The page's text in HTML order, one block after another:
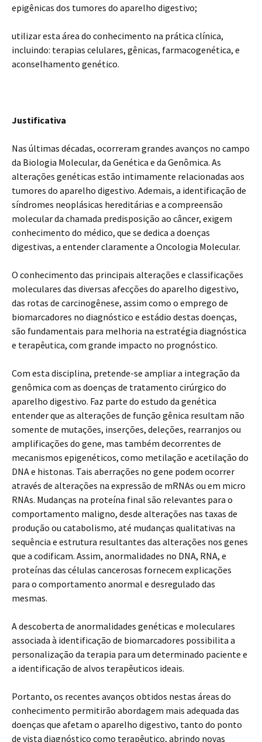
epigênicas dos tumores do aparelho digestivo;
utilizar esta área do conhecimento na prática clínica,
incluindo: terapias celulares, gênicas, farmacogenética, e
aconselhamento genético.
Justificativa
Nas últimas décadas, ocorreram grandes avanços no campo
da Biologia Molecular, da Genética e da Genômica. As
alterações genéticas estão intimamente relacionadas aos
tumores do aparelho digestivo. Ademais, a identificação de
síndromes neoplásicas hereditárias e a compreensão
molecular da chamada predisposição ao câncer, exigem
conhecimento do médico, que se dedica a doenças
digestivas, a entender claramente a Oncologia Molecular.
O conhecimento das principais alterações e classificações
moleculares das diversas afecções do aparelho digestivo,
das rotas de carcinogênese, assim como o emprego de
biomarcadores no diagnóstico e estádio destas doenças,
são fundamentais para melhoria na estratégia diagnóstica
e terapêutica, com grande impacto no prognóstico.
Com esta disciplina, pretende-se ampliar a integração da
genômica com as doenças de tratamento cirúrgico do
aparelho digestivo. Faz parte do estudo da genética
entender que as alterações de função gênica resultam não
somente de mutações, inserções, deleções, rearranjos ou
amplificações do gene, mas também decorrentes de
mecanismos epigenéticos, como metilação e acetilação do
DNA e histonas. Tais aberrações no gene podem ocorrer
através de alterações na expressão de mRNAs ou em micro
RNAs. Mudanças na proteína final são relevantes para o
comportamento maligno, desde alterações nas taxas de
produção ou catabolismo, até mudanças qualitativas na
sequência e estrutura resultantes das alterações nos genes
que a codificam. Assim, anormalidades no DNA, RNA, e
proteínas das células cancerosas fornecem explicações
para o comportamento anormal e desregulado das
mesmas.
A descoberta de anormalidades genéticas e moleculares
associada à identificação de biomarcadores possibilita a
personalização da terapia para um determinado paciente e
a identificação de alvos terapêuticos ideais.
Portanto, os recentes avanços obtidos nestas áreas do
conhecimento permitirão abordagem mais adequada das
doenças que afetam o aparelho digestivo, tanto do ponto
de vista diagnóstico como terapêutico, abrindo novas